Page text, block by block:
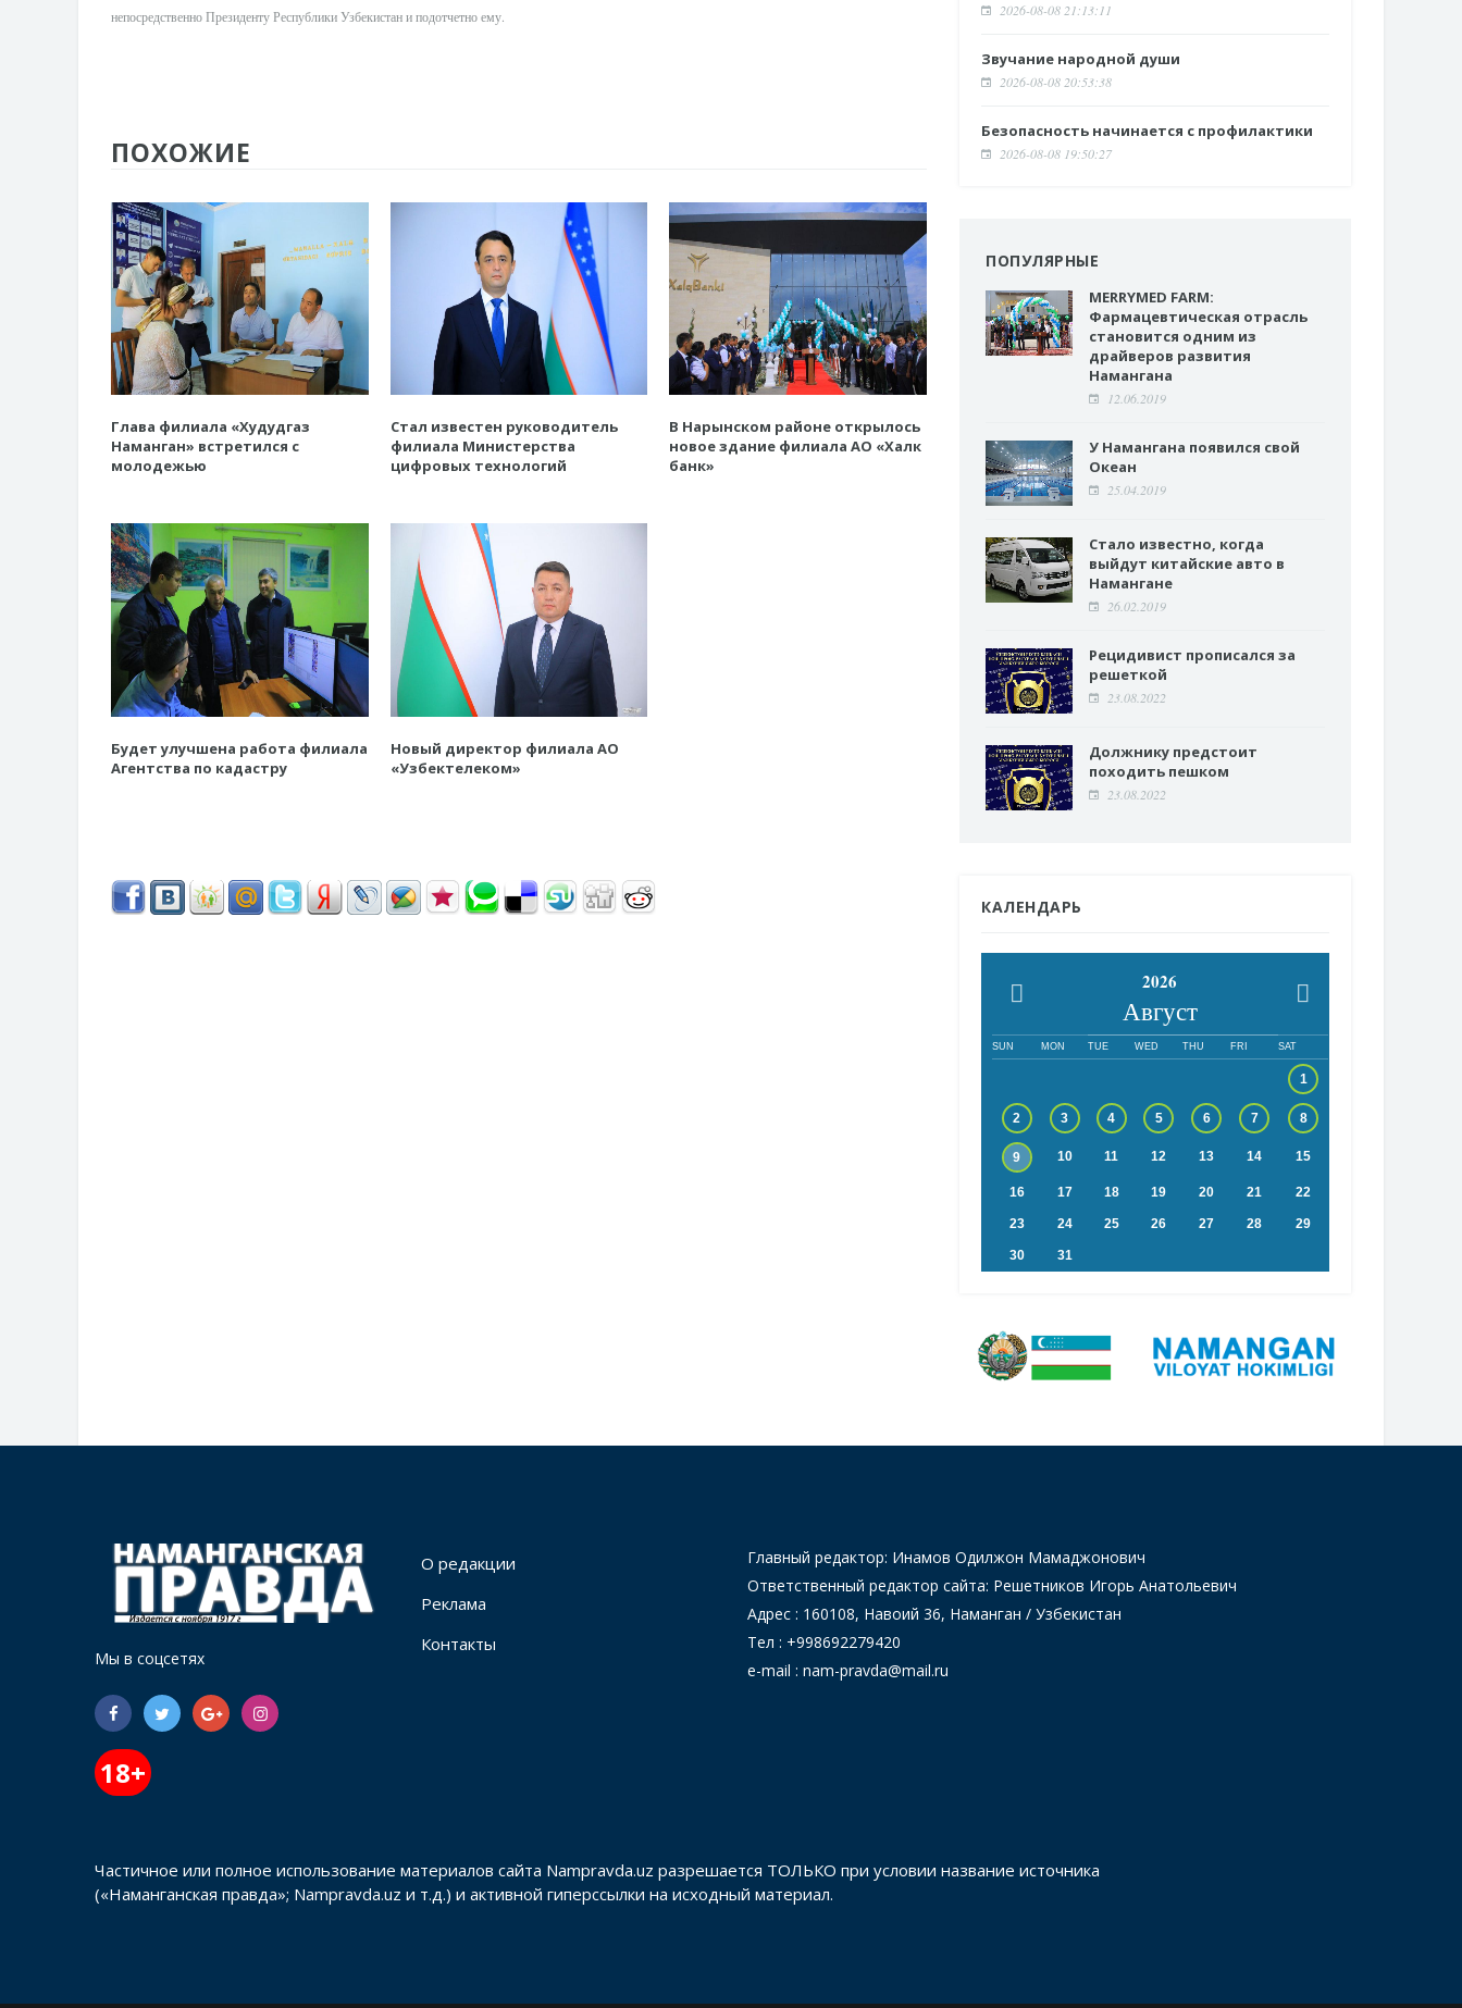
непосредственно Президенту Республики Узбекистан и подотчетно ему.
ПОХОЖИЕ
Глава филиала «Худудгаз
Наманган» встретился с
молодежью
Стал известен руководитель
филиала Министерства
цифровых технологий
В Нарынском районе открылось
новое здание филиала АО «Халк
банк»
Будет улучшена работа филиала
Агентства по кадастру
Новый директор филиала АО
«Узбектелеком»
2026-08-08 21:13:11
Звучание народной души
2026-08-08 20:53:38
Безопасность начинается с профилактики
2026-08-08 19:50:27
ПОПУЛЯРНЫЕ
MERRYMED FARM:
Фармацевтическая отрасль
становится одним из
драйверов развития
Намангана
12.06.2019
У Намангана появился свой
Океан
25.04.2019
Стало известно, когда
выйдут китайские авто в
Намангане
26.02.2019
Рецидивист прописался за
решеткой
23.08.2022
Должнику предстоит
походить пешком
23.08.2022
КАЛЕНДАРЬ
2026
Август
SUN MON TUE WED THU FRI SAT
1
2 3 4 5 6 7 8
9 10 11 12 13 14 15
16 17 18 19 20 21 22
23 24 25 26 27 28 29
30 31
Мы в соцсетях
О редакции
Реклама
Контакты
Главный редактор: Инамов Одилжон Мамаджонович
Ответственный редактор сайта: Решетников Игорь Анатольевич
Адрес : 160108, Навоий 36, Наманган / Узбекистан
Тел : +998692279420
e-mail : nam-pravda@mail.ru
18+
Частичное или полное использование материалов сайта Nampravda.uz разрешается ТОЛЬКО при условии название источника
(«Наманганская правда»; Nampravda.uz и т.д.) и активной гиперссылки на исходный материал.